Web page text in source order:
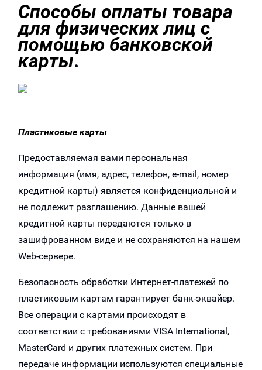
Способы оплаты товара
для физических лиц с
помощью банковской
карты.
Пластиковые карты
Предоставляемая вами персональная
информация (имя, адрес, телефон, e-mail, номер
кредитной карты) является конфиденциальной и
не подлежит разглашению. Данные вашей
кредитной карты передаются только в
зашифрованном виде и не сохраняются на нашем
Web-сервере.
Безопасность обработки Интернет-платежей по
пластиковым картам гарантирует банк-эквайер.
Все операции с картами происходят в
соответствии с требованиями VISA International,
MasterCard и других платежных систем. При
передаче информации используются специальные